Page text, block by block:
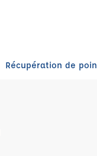
Récupération de